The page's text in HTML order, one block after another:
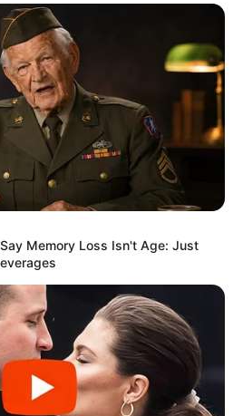
Memory Loss Isn't Age: Just